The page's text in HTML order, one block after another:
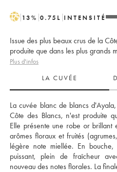
H 13% 0.75 L INTENSITÉ
Issue des plus beaux crus de la
produite que dans les plus grands
Plus d'infos
LA CUVÉE
La cuvée blanc de blancs
Côte des Blancs, n'est produite
Elle présente une robe or
arômes floraux et fruités
légère note miellée. En
puissant, plein de fraîcheur
nouveau des notes florales. La